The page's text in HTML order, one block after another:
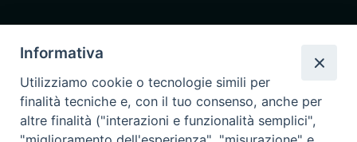
Seminario Giovanni Paolo I
via Ginnasio 85
87011 Cassano allo Ionio (CS)
Informativa
Utilizziamo cookie o tecnologie simili per
finalità tecniche e, con il tuo consenso, anche per
altre finalità ("interazioni e funzionalità semplici",